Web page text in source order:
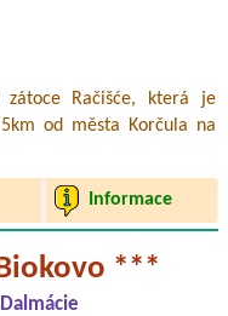
Račišće, která je
od města Korčula na
Informace
***